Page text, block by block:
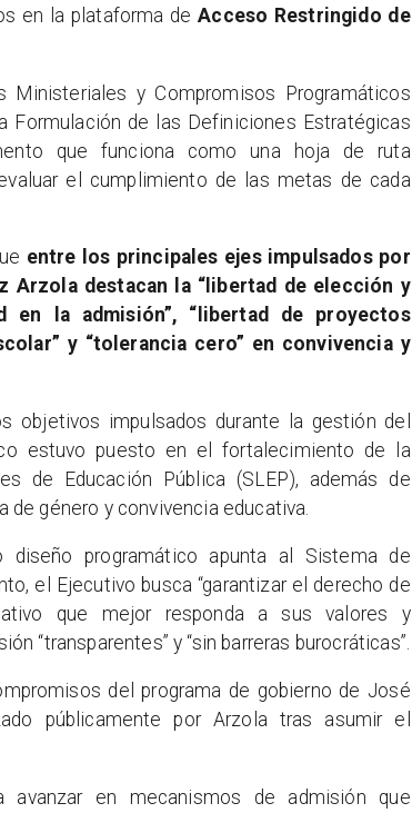
en la plataforma deAcceso Restringido de
y Compromisos Programáticos
Formulación de las Definiciones Estratégicas
que funciona como una hoja de ruta
el cumplimiento de las metas de cada
entre los principales ejes impulsados por
Arzola destacan la “libertad de elección y
la admisión”, “libertad de proyectos
y “tolerancia cero” en convivencia y
objetivos impulsados durante la gestión del
estuvo puesto en el fortalecimiento de la
de Educación Pública (SLEP), además de
género y convivencia educativa.
programático apunta al Sistema de
el Ejecutivo busca “garantizar el derecho de
que mejor responda a sus valores y
“transparentes” y “sin barreras burocráticas”.
del programa de gobierno de José
públicamente por Arzola tras asumir el
en mecanismos de admisión que